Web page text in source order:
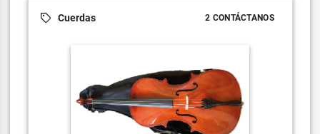
Cuerdas 2 CONTÁCTANOS